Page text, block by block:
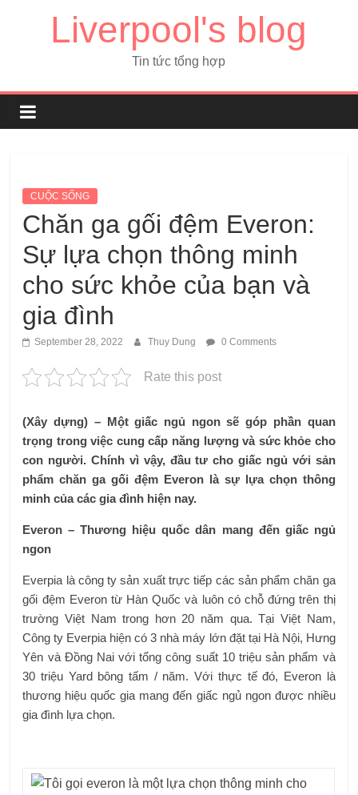
Liverpool's blog
Tin tức tổng hợp
CUỘC SỐNG
Chăn ga gối đệm Everon:
Sự lựa chọn thông minh
cho sức khỏe của bạn và
gia đình
September 28, 2022 Thuy Dung 0 Comments
Rate this post
(Xây dựng) – Một giấc ngủ ngon sẽ góp phần quan
trọng trong việc cung cấp năng lượng và sức khỏe cho
con người. Chính vì vậy, đầu tư cho giấc ngủ với sản
phẩm chăn ga gối đệm Everon là sự lựa chọn thông
minh của các gia đình hiện nay.
Everon – Thương hiệu quốc dân mang đến giấc ngủ
ngon
Everpia là công ty sản xuất trực tiếp các sản phẩm chăn ga
gối đệm Everon từ Hàn Quốc và luôn có chỗ đứng trên thị
trường Việt Nam trong hơn 20 năm qua. Tại Việt Nam,
Công ty Everpia hiện có 3 nhà máy lớn đặt tại Hà Nội, Hưng
Yên và Đồng Nai với tổng công suất 10 triệu sản phẩm và
30 triệu Yard bông tấm / năm. Với thực tế đó, Everon là
thương hiệu quốc gia mang đến giấc ngủ ngon được nhiều
gia đình lựa chọn.